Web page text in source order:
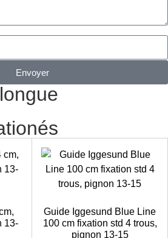
Envoyer
13-
Guide Iggesund Blue Line
100 cm fixation std 4 trous,
pignon 13-15